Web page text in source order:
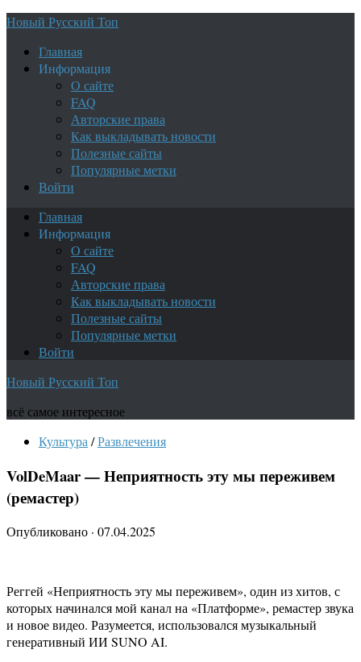
Новый Русский Топ
Главная
Информация
О сайте
FAQ
Авторские права
Как выкладывать новости
Полезные сайты
Популярные метки
Войти
Главная
Информация
О сайте
FAQ
Авторские права
Как выкладывать новости
Полезные сайты
Популярные метки
Войти
Новый Русский Топ
всё самое интересное
Культура /Развлечения
VolDeMaar — Неприятность эту мы переживем
(ремастер)
Опубликовано · 07.04.2025
Реггей «Неприятность эту мы переживем», один из хитов, с
которых начинался мой канал на «Платформе», ремастер звука
и новое видео. Разумеется, использовался музыкальный
генеративный ИИ SUNO AI.